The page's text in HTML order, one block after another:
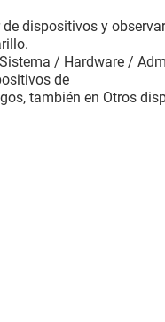
dispositivos y
/ Hardware /
de
también en Otros